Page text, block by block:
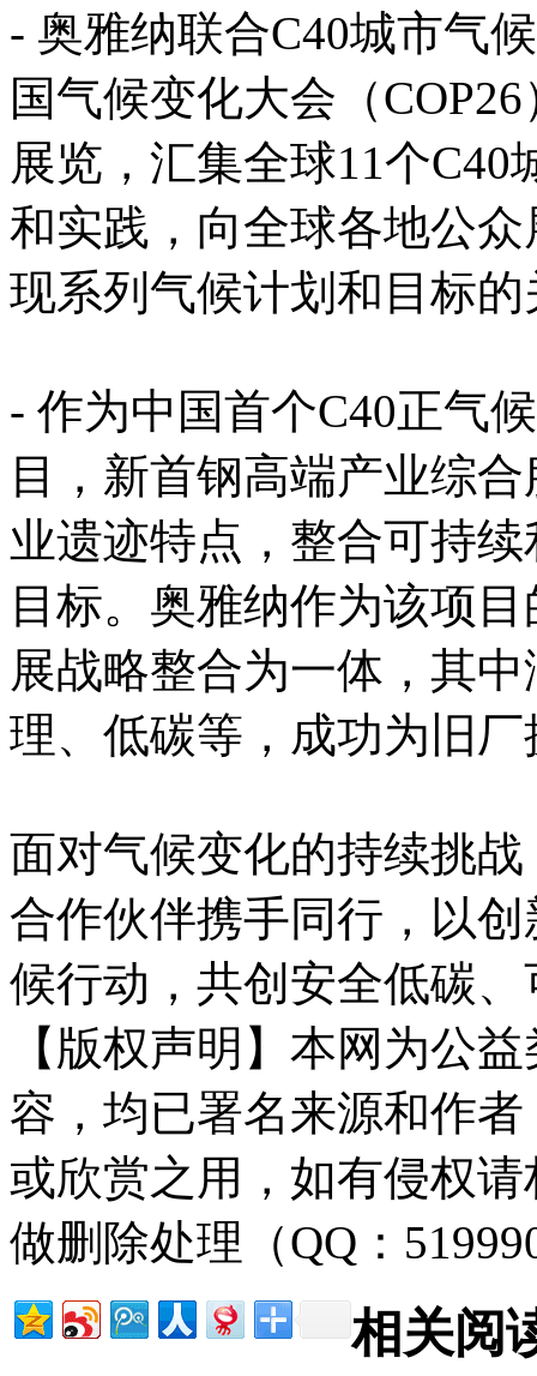
- 奥雅纳联合C40城市气
国气候变化大会（
展览，汇集全球11个
和实践，向全球各地公
现系列气候计划和目标
- 作为中国首个C40正气
目，新首钢高端产业综
业遗迹特点，整合可持
目标。奥雅纳作为该项
展战略整合为一体，其
理、低碳等，成功为旧
面对气候变化的持续挑
合作伙伴携手同行，以
候行动，共创安全低碳
【版权声明】本网为公
容，均已署名来源和作
或欣赏之用，如有侵权
做删除处理（QQ：
相关阅